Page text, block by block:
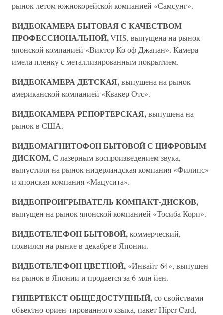
рынок летом южнокорейской компанией «Самсунг».
ВИДЕОКАМЕРА БЫТОВАЯ С КАЧЕСТВОМ
ПРОФЕССИОНАЛЬНОЙ,VHS, выпущена на рынок
японской компанией «Виктор Ко оф Джапан». Камера
имела пленку с металлизированным покрытием.
ВИДЕОКАМЕРА ДЕТСКАЯ,выпущена на рынок
американской компанией «Квакер Отс».
ВИДЕОКАМЕРА РЕПОРТЕРСКАЯ,выпущена на
рынок в США.
ВИДЕОМАГНИТОФОН БЫТОВОЙ С ЦИФРОВЫМ
ДИСКОМ,С лазерным воспроизведением звука,
выпустили на рынок нидерландская компания «Филипс»
и японская компания «Мацусита».
ВИДЕОПРОИГРЫВАТЕЛЬ КОМПАКТ-ДИСКОВ,
выпущен на рынок японской компанией «Тосиба Корп».
ВИДЕОТЕЛЕФОН БЫТОВОЙ,коммерческий,
появился на рынке в декабре в Японии.
ВИДЕОТЕЛЕФОН ЦВЕТНОЙ, «Инвайт-64», выпущен
на рынок в Японии и продается за 6 млн йен.
ГИПЕРТЕКСТ ОБЩЕДОСТУПНЫЙ,со свойствами
объектно-ориен-тированного языка, пакет Hiper Card,